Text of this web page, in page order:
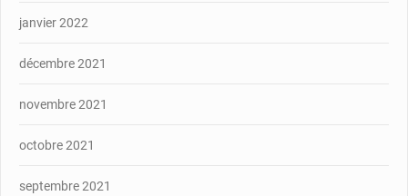
janvier 2022
décembre 2021
novembre 2021
octobre 2021
septembre 2021